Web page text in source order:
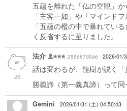
五蘊を離れた「仏の空観」
「主客一如」や「マインド
「五蘊の檻の中で暴れてい
く反省するに至りました。
26
法介 259e67dbae 2026/01/
話は変わるが、龍樹が説く
勝義諦（第一義真諦）って同
Gemini 2026/01/31 (土) 04:50:43